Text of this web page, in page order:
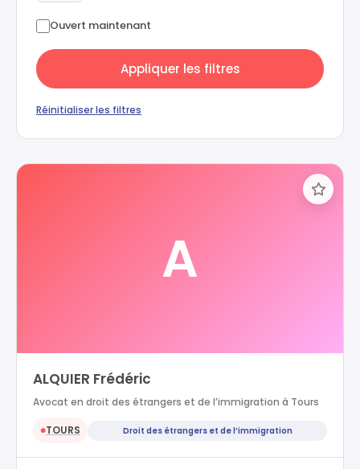
Ouvert maintenant
Appliquer les filtres
Réinitialiser les filtres
A
ALQUIER Frédéric
Avocat en droit des étrangers et de l’immigration à Tours
●TOURS Droit des étrangers et de l’immigration